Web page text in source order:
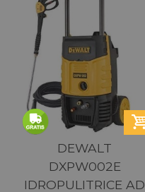
DEWALT
DXPW002E
IDROPULITRICE AD